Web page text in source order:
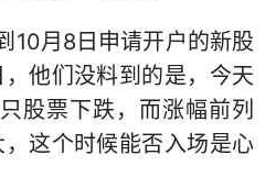
10月8日申请开户的新股
他们没料到的是，今天
股票下跌，而涨幅前列
这个时候能否入场是心